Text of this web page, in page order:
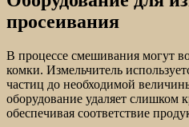
просеивания
В процессе смешивания могут
комки. Измельчитель
частиц до необходимой
оборудование удаляет слишком
обеспечивая соответствие